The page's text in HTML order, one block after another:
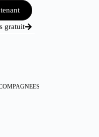
gratuit